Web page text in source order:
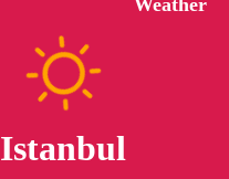
Istanbul